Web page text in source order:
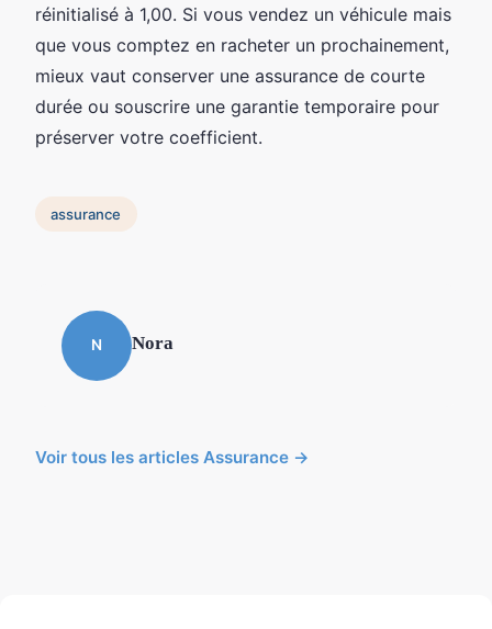
réinitialisé à 1,00. Si vous vendez un véhicule mais
que vous comptez en racheter un prochainement,
mieux vaut conserver une assurance de courte
durée ou souscrire une garantie temporaire pour
préserver votre coefficient.
assurance
N Nora
Voir tous les articles Assurance →